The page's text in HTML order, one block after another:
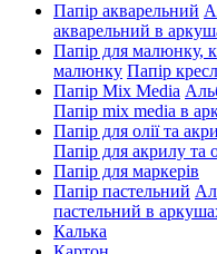
Папір акварельний
акварельний в
Папір для малюнку,
малюнку Папір
Папір Mix Media
Папір mix media в
Папір для олії та
Папір для акрилу та
Папір для маркерів
Папір пастельний
пастельний в
Калька